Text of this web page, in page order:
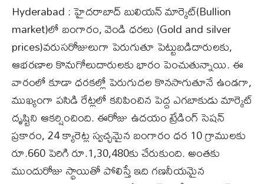
Hyderabad : హైదరాబాద్ బులియన్ మార్కెట్‌(Bullion
market)లో బంగారం, వెండి ధరలు (Gold and silver
prices)వరుసరోజులుగా పెరుగుతూ పెట్టుబడిదారులకు,
ఆభరణాల కొనుగోలుదారులకు భారం పెంచుతున్నాయి. ఈ
వారంలో కూడా ధరకల్లో పెరుగుదల కొనసాగుతూనే ఉండగా,
ముఖ్యంగా పసిడి రేట్లలో కనిపించిన పెద్ద ఎగబాకుడు మార్కెట్‌
దృష్టిని ఆకర్షించింది. ఈరోజు ఉదయం ట్రేడింగ్‌ సెషన్‌
ప్రకారం, 24 క్యారెట్ల స్వచ్ఛమైన బంగారం ధర 10 గ్రాములకు
రూ.660 పెరిగి రూ.1,30,480కు చేరుకుంది. అంతకు
ముందురోజు స్థాయితో పోలిస్తే ఇది గణనీయమైన